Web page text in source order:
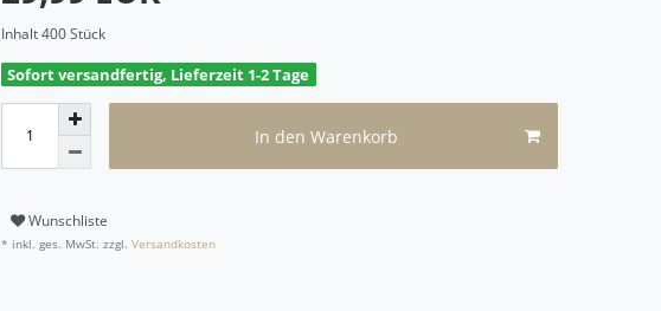
Inhalt400Stück
Sofort versandfertig, Lieferzeit 1-2 Tage
In den Warenkorb
Wunschliste
* inkl. ges. MwSt. zzgl. Versandkosten